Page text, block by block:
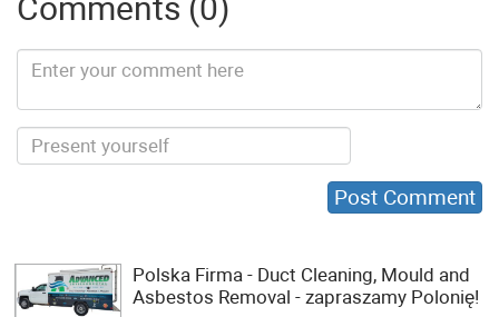
Comments (0)
Polska Firma - Duct Cleaning, Mould and
Asbestos Removal - zapraszamy Polonię!